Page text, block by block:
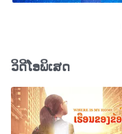
ວິດີໂອພິເສດ